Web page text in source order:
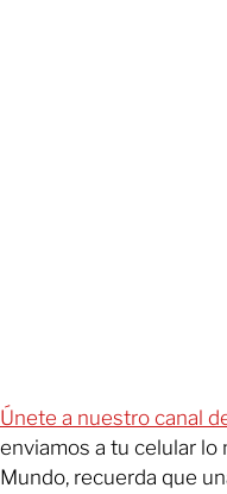
Únete a nuestro canal
enviamos a tu celular
Mundo, recuerda que